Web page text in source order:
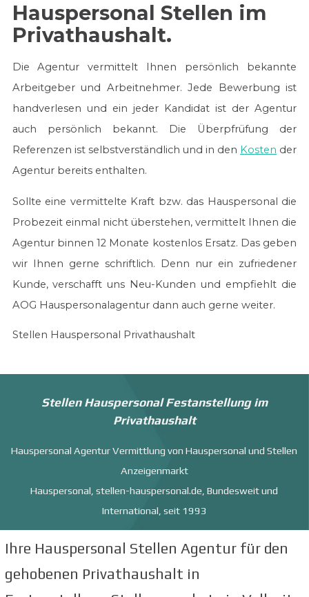
Hauspersonal Stellen im
Privathaushalt.
Die Agentur vermittelt Ihnen persönlich bekannte
Arbeitgeber und Arbeitnehmer. Jede Bewerbung ist
handverlesen und ein jeder Kandidat ist der Agentur
auch persönlich bekannt. Die Überpfrüfung der
Referenzen ist selbstverständlich und in den Kosten der
Agentur bereits enthalten.
Sollte eine vermittelte Kraft bzw. das Hauspersonal die
Probezeit einmal nicht überstehen, vermittelt Ihnen die
Agentur binnen 12 Monate kostenlos Ersatz. Das geben
wir Ihnen gerne schriftlich. Denn nur ein zufriedener
Kunde, verschafft uns Neu-Kunden und empfiehlt die
AOG Hauspersonalagentur dann auch gerne weiter.
Stellen Hauspersonal Privathaushalt
Stellen Hauspersonal Festanstellung im
Privathaushalt
Hauspersonal Agentur Vermittlung von Hauspersonal und Stellen
Anzeigenmarkt
Hauspersonal, stellen-hauspersonal.de, Bundesweit und
International, seit 1993
Ihre Hauspersonal Stellen Agentur für den
gehobenen Privathaushalt in